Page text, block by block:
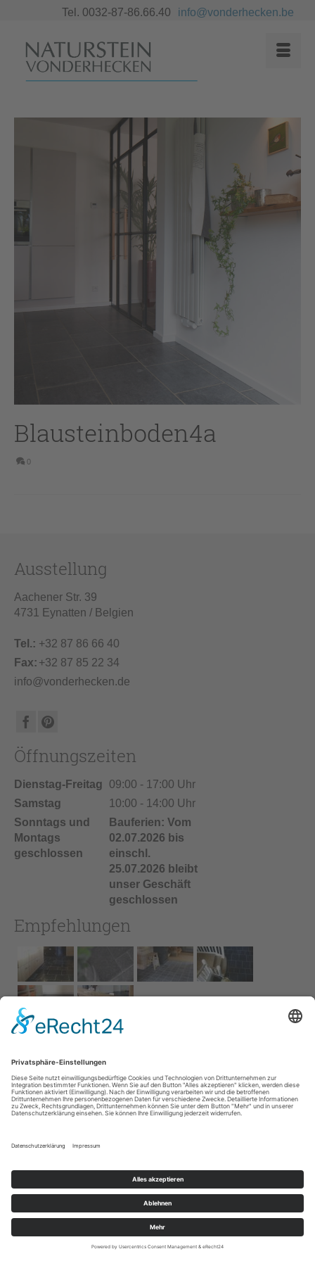
Tel. 0032-87-86.66.40 info@vonderhecken.be
Blausteinboden4a
0
Ausstellung
Aachener Str. 39
4731 Eynatten / Belgien
Tel.: +32 87 86 66 40
Fax: +32 87 85 22 34
info@vonderhecken.de
Öffnungszeiten
Dienstag-Freitag
09:00 - 17:00 Uhr
Samstag
10:00 - 14:00 Uhr
Sonntags und
Montags
geschlossen
Bauferien: Vom
02.07.2026 bis
einschl.
25.07.2026 bleibt
unser Geschäft
geschlossen
Empfehlungen
Impressum
AGB
Service
Cookie-Einstellungen Home Kontakt
© 2026 Naturstein Vonderhecken